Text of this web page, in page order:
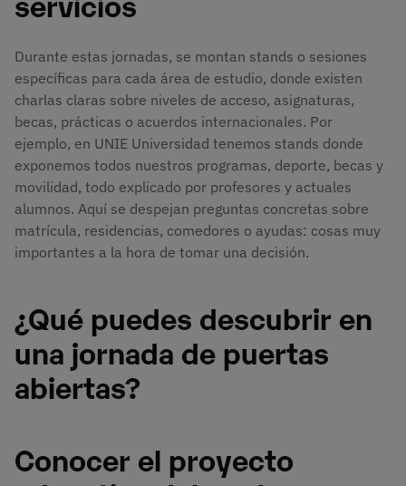
Durante estas jornadas, se montan stands o sesiones
específicas para cada área de estudio, donde existen
charlas claras sobre niveles de acceso, asignaturas,
becas, prácticas o acuerdos internacionales. Por
ejemplo, en UNIE Universidad tenemos stands donde
exponemos todos nuestros programas, deporte, becas y
movilidad, todo explicado por profesores y actuales
alumnos. Aquí se despejan preguntas concretas sobre
matrícula, residencias, comedores o ayudas: cosas muy
importantes a la hora de tomar una decisión.
¿Qué puedes descubrir en
una jornada de puertas
abiertas?
Conocer el proyecto